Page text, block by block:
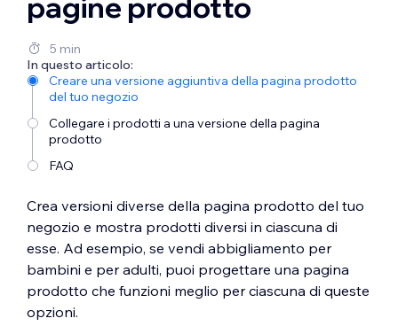
pagine prodotto
5 min
In questo articolo:
Creare una versione aggiuntiva della pagina prodotto
del tuo negozio
Collegare i prodotti a una versione della pagina
prodotto
FAQ
Crea versioni diverse della pagina prodotto del tuo
negozio e mostra prodotti diversi in ciascuna di
esse. Ad esempio, se vendi abbigliamento per
bambini e per adulti, puoi progettare una pagina
prodotto che funzioni meglio per ciascuna di queste
opzioni.